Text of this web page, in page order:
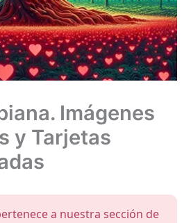
Imágenes
y Tarjetas
a nuestra sección de